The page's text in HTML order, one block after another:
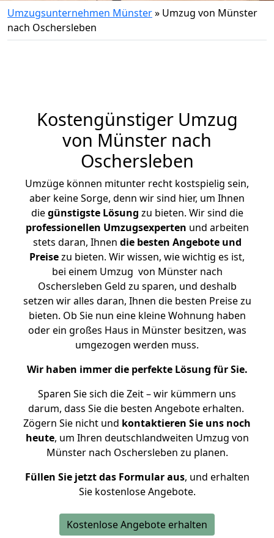
Umzugsunternehmen Münster» Umzug von Münster
nach Oschersleben
Kostengünstiger Umzug
von Münster nach
Oschersleben
Umzüge können mitunter recht kostspielig sein,
aber keine Sorge, denn wir sind hier, um Ihnen
diegünstigste Lösung zu bieten. Wir sind die
professionellen Umzugsexperten und arbeiten
stets daran, Ihnen die besten Angebote und
Preisezu bieten. Wir wissen, wie wichtig es ist,
bei einem Umzug von Münster nach
Oschersleben Geld zu sparen, und deshalb
setzen wir alles daran, Ihnen die besten Preise zu
bieten. Ob Sie nun eine kleine Wohnung haben
oder ein großes Haus in Münster besitzen, was
umgezogen werden muss.
Wir haben immer die perfekte Lösung für Sie.
Sparen Sie sich die Zeit – wir kümmern uns
darum, dass Sie die besten Angebote erhalten.
Zögern Sie nicht und kontaktieren Sie uns noch
heute, um Ihren deutschlandweiten Umzug von
Münster nach Oschersleben zu planen.
Füllen Sie jetzt das Formular aus, und erhalten
Sie kostenlose Angebote.
Kostenlose Angebote erhalten